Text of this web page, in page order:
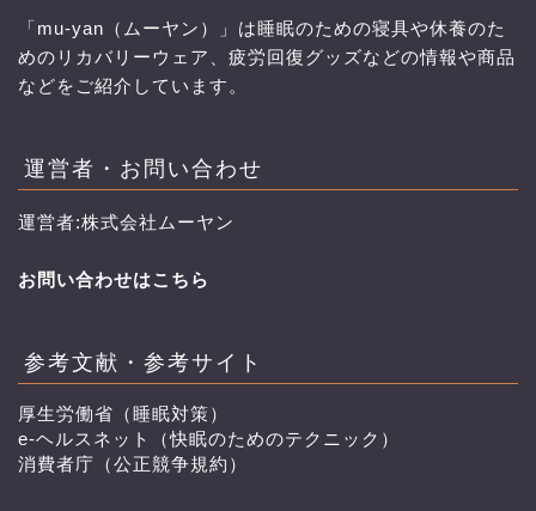
「mu-yan（ムーヤン）」は睡眠のための寝具や休養のた
めのリカバリーウェア、疲労回復グッズなどの情報や商品
などをご紹介しています。
運営者・お問い合わせ
運営者:株式会社ムーヤン
お問い合わせはこちら
参考文献・参考サイト
厚生労働省（睡眠対策）
e-ヘルスネット（快眠のためのテクニック）
消費者庁（公正競争規約）